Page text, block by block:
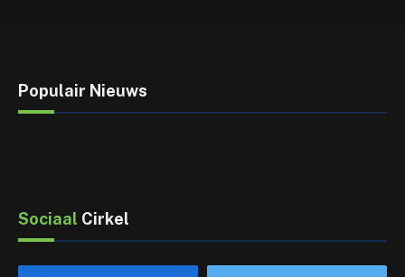
Populair Nieuws
Sociaal Cirkel